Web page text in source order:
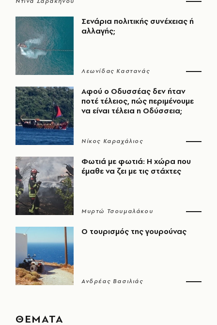
Σενάρια πολιτικής συνέχειας ή
αλλαγής;
Λεωνίδας Καστανάς
Αφού ο Οδυσσέας δεν ήταν
ποτέ τέλειος, πώς περιμένουμε
να είναι τέλεια η Οδύσσεια;
Νίκος Καραχάλιος
Φωτιά με φωτιά: Η χώρα που
έμαθε να ζει με τις στάχτες
Μυρτώ Τσουμαλάκου
Ο τουρισμός της γουρούνας
Ανδρέας Βασιλιάς
ΘΕΜΑΤΑ